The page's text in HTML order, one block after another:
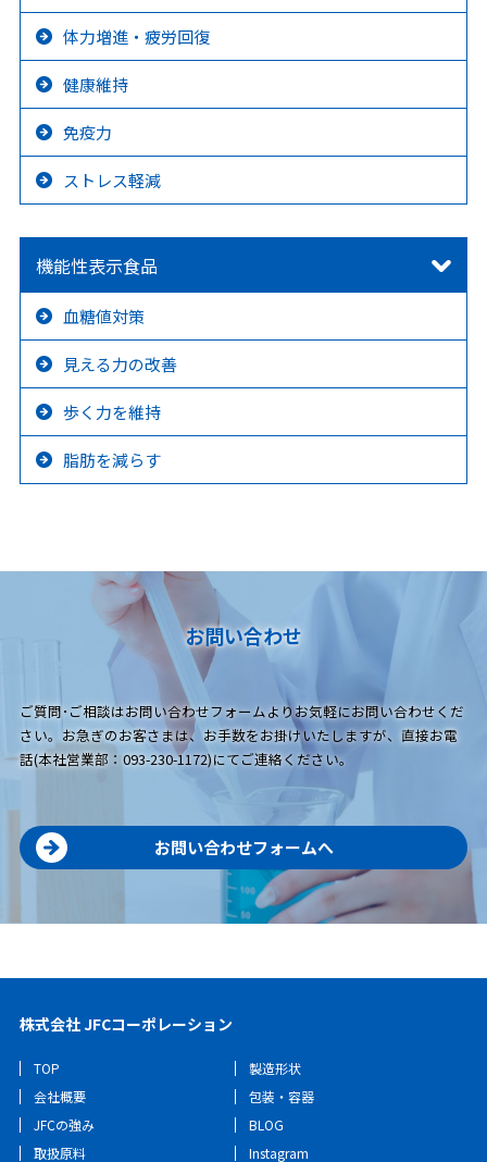
体力増進・疲労回復
健康維持
免疫力
ストレス軽減
機能性表示食品
血糖値対策
見える力の改善
歩く力を維持
脂肪を減らす
お問い合わせ
ご質問･ご相談はお問い合わせフォームよりお気軽にお問い合わせくだ
さい。お急ぎのお客さまは、お手数をお掛けいたしますが、直接お電
話(本社営業部：093-230-1172)にてご連絡ください。
お問い合わせフォームへ
株式会社 JFCコーポレーション
TOP
会社概要
JFCの強み
取扱原料
製造形状
包装・容器
BLOG
Instagram